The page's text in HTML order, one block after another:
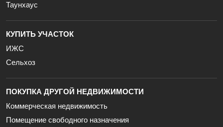
Таунхаус
КУПИТЬ УЧАСТОК
ИЖС
Сельхоз
ПОКУПКА ДРУГОЙ НЕДВИЖИМОСТИ
Коммерческая недвижимость
Помещение свободного назначения